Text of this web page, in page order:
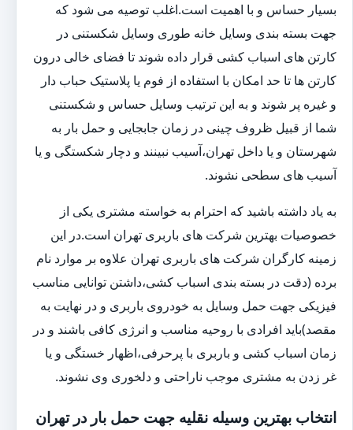
بسیار حساس و با اهمیت است.اغلب توصیه می شود که
جهت بسته بندی وسایل خانه طوری وسایل شکستنی در
کارتن های اسباب کشی قرار داده شوند تا فضای خالی درون
کارتن ها تا حد امکان با استفاده از فوم یا پلاستیک حباب دار
و غیره پر شوند و به این ترتیب وسایل حساس و شکستنی
شما از قبیل ظروف چینی در زمان جابجایی و حمل بار به
شهرستان و یا داخل تهران،آسیب نبینند و دچار شکستگی و یا
آسیب های سطحی نشوند.
به یاد داشته باشید که احترام به خواسته مشتری یکی از
خصوصیات بهترین شرکت های باربری تهران است.در این
زمینه کارگران شرکت های باربری تهران علاوه بر موارد نام
برده (دقت در بسته بندی اسباب کشی،داشتن توانایی مناسب
فیزیکی جهت حمل وسایل به خودروی باربری و در نهایت به
مقصد)باید افرادی با روحیه مناسب و انرژی کافی باشند و در
زمان اسباب کشی و باربری با پرحرفی،اظهار خستگی و یا
غر زدن به مشتری موجب ناراحتی و دلخوری وی نشوند.
انتخاب بهترین وسیله نقلیه جهت حمل بار در تهران